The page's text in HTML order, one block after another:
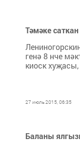
Тәмәке
генә 8 нче
киоск
27 июль 2015, 06:35
Баланы